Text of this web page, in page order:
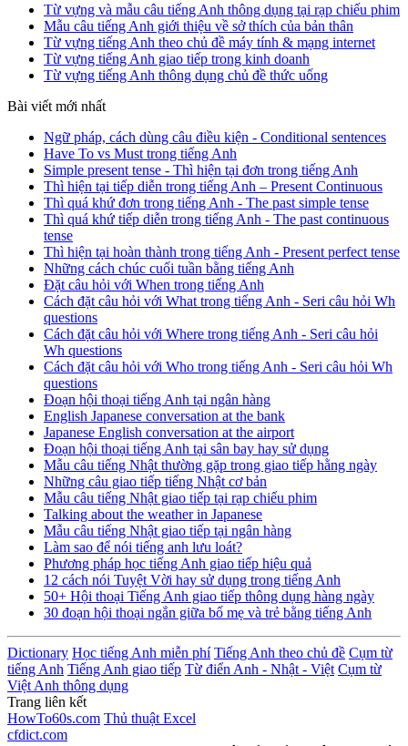
Từ vựng và mẫu câu tiếng Anh thông dụng tại rạp chiếu phim
Mẫu câu tiếng Anh giới thiệu về sở thích của bản thân
Từ vựng tiếng Anh theo chủ đề máy tính & mạng internet
Từ vựng tiếng Anh giao tiếp trong kinh doanh
Từ vựng tiếng Anh thông dụng chủ đề thức uống
Bài viết mới nhất
Ngữ pháp, cách dùng câu điều kiện - Conditional sentences
Have To vs Must trong tiếng Anh
Simple present tense - Thì hiện tại đơn trong tiếng Anh
Thì hiện tại tiếp diễn trong tiếng Anh – Present Continuous
Thì quá khứ đơn trong tiếng Anh - The past simple tense
Thì quá khứ tiếp diễn trong tiếng Anh - The past continuous
tense
Thì hiện tại hoàn thành trong tiếng Anh - Present perfect tense
Những cách chúc cuối tuần bằng tiếng Anh
Đặt câu hỏi với When trong tiếng Anh
Cách đặt câu hỏi với What trong tiếng Anh - Seri câu hỏi Wh
questions
Cách đặt câu hỏi với Where trong tiếng Anh - Seri câu hỏi
Wh questions
Cách đặt câu hỏi với Who trong tiếng Anh - Seri câu hỏi Wh
questions
Đoạn hội thoại tiếng Anh tại ngân hàng
English Japanese conversation at the bank
Japanese English conversation at the airport
Đoạn hội thoại tiếng Anh tại sân bay hay sử dụng
Mẫu câu tiếng Nhật thường gặp trong giao tiếp hằng ngày
Những câu giao tiếp tiếng Nhật cơ bản
Mẫu câu tiếng Nhật giao tiếp tại rạp chiếu phim
Talking about the weather in Japanese
Mẫu câu tiếng Nhật giao tiếp tại ngân hàng
Làm sao để nói tiếng anh lưu loát?
Phương pháp học tiếng Anh giao tiếp hiệu quả
12 cách nói Tuyệt Vời hay sử dụng trong tiếng Anh
50+ Hội thoại Tiếng Anh giao tiếp thông dụng hàng ngày
30 đoạn hội thoại ngắn giữa bố mẹ và trẻ bằng tiếng Anh
Dictionary Học tiếng Anh miễn phí Tiếng Anh theo chủ đề Cụm từ
tiếng Anh Tiếng Anh giao tiếp Từ điển Anh - Nhật - Việt Cụm từ
Việt Anh thông dụng
Trang liên kết
HowTo60s.com Thủ thuật Excel
cfdict.com